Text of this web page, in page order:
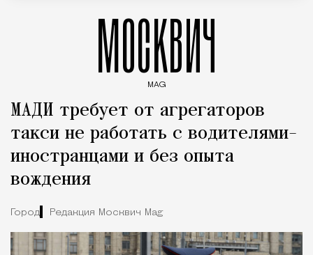
МОСКВИЧ
MAG
МАДИ требует от агрегаторов
такси не работать с водителями-
иностранцами и без опыта
вождения
Город Редакция Москвич Mag